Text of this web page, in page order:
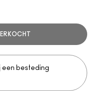
besteding